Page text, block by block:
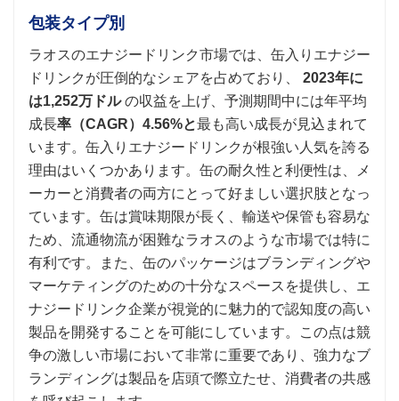
包装タイプ別
ラオスのエナジードリンク市場では、缶入りエナジー
ドリンクが圧倒的なシェアを占めており、 2023年に
は1,252万ドルの収益を上げ、予測期間中には年平均
成長率（CAGR）4.56%と最も高い成長が見込まれて
います。缶入りエナジードリンクが根強い人気を誇る
理由はいくつかあります。缶の耐久性と利便性は、メ
ーカーと消費者の両方にとって好ましい選択肢となっ
ています。缶は賞味期限が長く、輸送や保管も容易な
ため、流通物流が困難なラオスのような市場では特に
有利です。また、缶のパッケージはブランディングや
マーケティングのための十分なスペースを提供し、エ
ナジードリンク企業が視覚的に魅力的で認知度の高い
製品を開発することを可能にしています。この点は競
争の激しい市場において非常に重要であり、強力なブ
ランディングは製品を店頭で際立たせ、消費者の共感